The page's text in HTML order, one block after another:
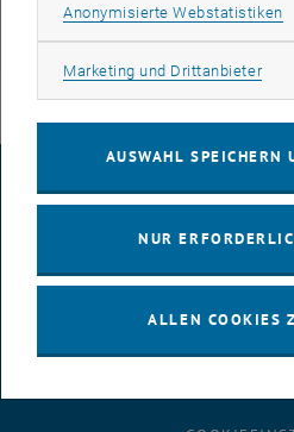
Publikationen, öffnet eine externe URL
Anonymisierte Webstatistiken
Marketing und Drittanbieter
AUSWAHL SPEICHERN
NUR
ALLEN COOKIES